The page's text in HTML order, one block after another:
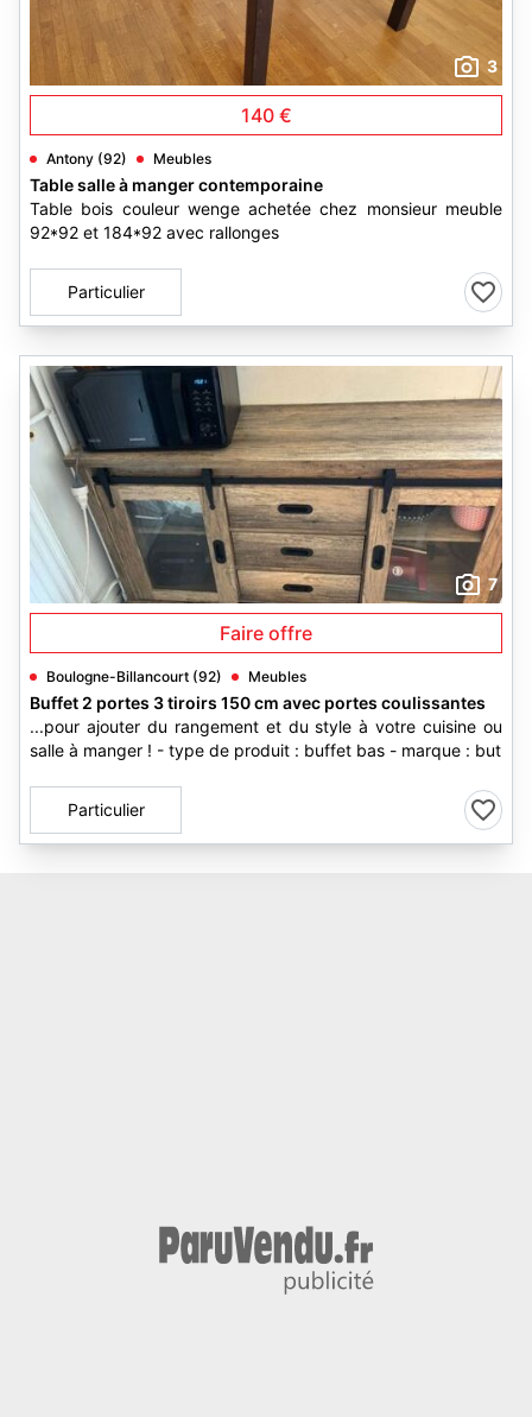
3
140 €
Antony (92) Meubles
Table salle à manger contemporaine
Table bois couleur wenge achetée chez monsieur meuble
92*92 et 184*92 avec rallonges
Particulier
7
Faire offre
Boulogne-Billancourt (92) Meubles
Buffet 2 portes 3 tiroirs 150 cm avec portes coulissantes
...pour ajouter du rangement et du style à votre cuisine ou
salle à manger ! - type de produit : buffet bas - marque : but
Particulier